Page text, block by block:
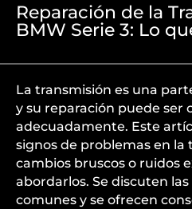
Reparación de la
BMW Serie 3: Lo
La transmisión es una
y su reparación puede ser
adecuadamente. Este
signos de problemas en la
cambios bruscos o ruidos
abordarlos. Se discuten
comunes y se ofrecen